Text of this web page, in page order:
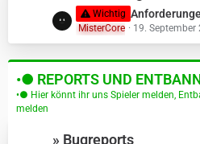
i
g
L
e
t
z
t
e
Wichtig
MisterCore 19.
•● REPORTS UND
•● Hier könnt ihr uns Spieler melden,
melden
» Bugreports